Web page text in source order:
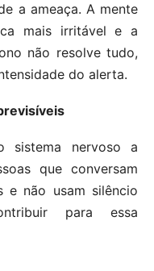
a ameaça. A mente
mais irritável e a
não resolve tudo,
do alerta.
sistema nervoso a
que conversam
e não usam silêncio
para essa